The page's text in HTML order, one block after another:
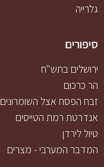
גלרייה
סיפורים
ירושלים בתש"ח
הר כרכום
זבח הפסח אצל השומרונים
אנדרטת רמת הטייסים
טיול לירדן
המדבר המערבי - מצרים